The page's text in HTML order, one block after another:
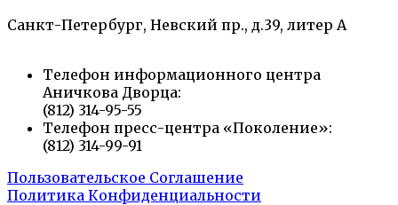
Санкт-Петербург, Невский пр., д.39, литер А
Телефон информационного центра
Аничкова Дворца:
(812) 314-95-55
Телефон пресс-центра «Поколение»:
(812) 314-99-91
Пользовательское Соглашение
Политика Конфиденциальности